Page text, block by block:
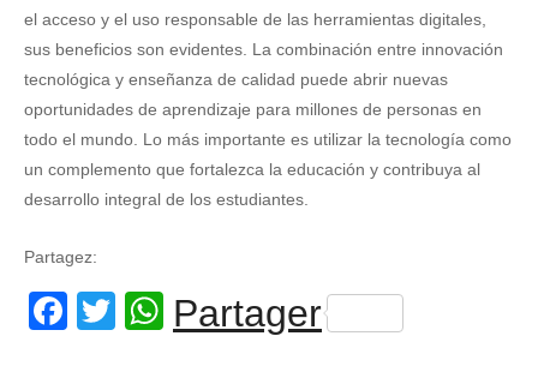
el acceso y el uso responsable de las herramientas digitales,
sus beneficios son evidentes. La combinación entre innovación
tecnológica y enseñanza de calidad puede abrir nuevas
oportunidades de aprendizaje para millones de personas en
todo el mundo. Lo más importante es utilizar la tecnología como
un complemento que fortalezca la educación y contribuya al
desarrollo integral de los estudiantes.
Partagez:
Facebook
Twitter
WhatsApp
Partager